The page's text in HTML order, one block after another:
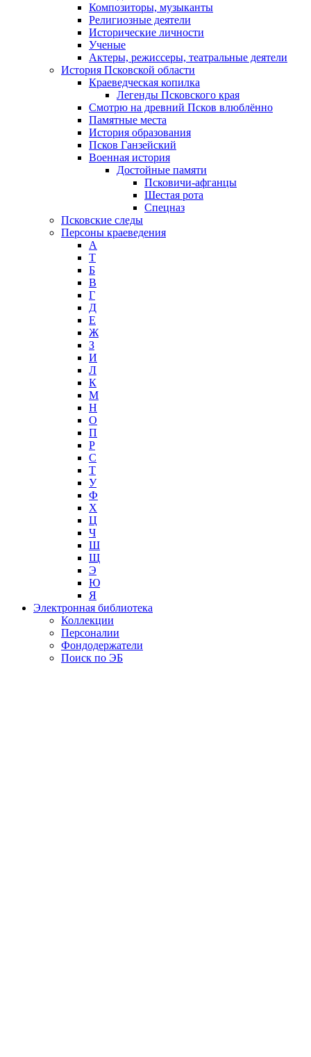
Композиторы, музыканты
Религиозные деятели
Исторические личности
Ученые
Актеры, режиссеры, театральные деятели
История Псковской области
Краеведческая копилка
Легенды Псковского края
Смотрю на древний Псков влюблённо
Памятные места
История образования
Псков Ганзейский
Военная история
Достойные памяти
Псковичи-афганцы
Шестая рота
Спецназ
Псковские следы
Персоны краеведения
А
T
Б
В
Г
Д
Е
Ж
З
И
Л
К
М
Н
О
П
Р
С
Т
У
Ф
Х
Ц
Ч
Ш
Щ
Э
Ю
Я
Электронная библиотека
Коллекции
Персоналии
Фондодержатели
Поиск по ЭБ